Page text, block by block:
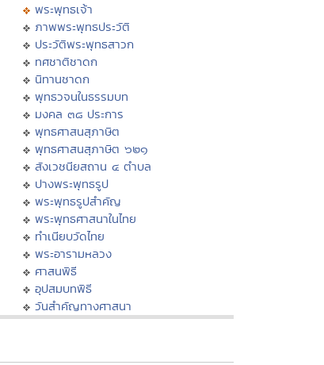
พระพุทธเจ้า
ภาพพระพุทธประวัติ
ประวัติพระพุทธสาวก
ทศชาติชาดก
นิทานชาดก
พุทธวจนในธรรมบท
มงคล ๓๘ ประการ
พุทธศาสนสุภาษิต
พุทธศาสนสุภาษิต ๖๒๑
สังเวชนียสถาน ๔ ตำบล
ปางพระพุทธรูป
พระพุทธรูปสำคัญ
พระพุทธศาสนาในไทย
ทำเนียบวัดไทย
พระอารามหลวง
ศาสนพิธี
อุปสมบทพิธี
วันสำคัญทางศาสนา